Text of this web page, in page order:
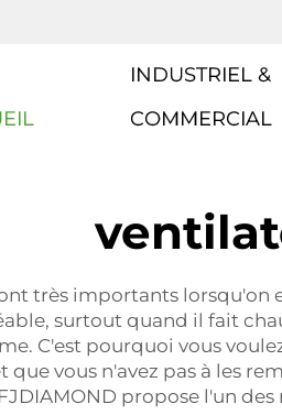
INDUSTRIEL &
COMMERCIAL
très importants
surtout quand il fait
C'est pourquoi vous
que vous n'avez pas à les
propose l'un